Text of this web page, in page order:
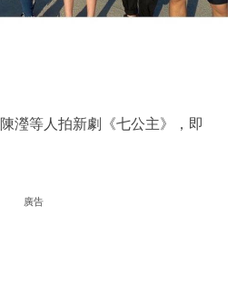
瀅等人拍新劇《七公主》，即
廣告